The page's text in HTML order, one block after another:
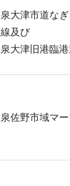
泉大津市道な
線及び
泉大津旧港臨
泉佐野市域マ